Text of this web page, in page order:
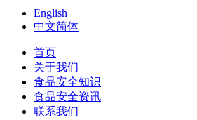
English
中文简体
首页
关于我们
食品安全知识
食品安全资讯
联系我们